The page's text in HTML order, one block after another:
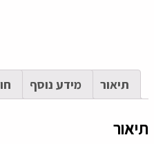
תיאור מידע נוסף
תיאור